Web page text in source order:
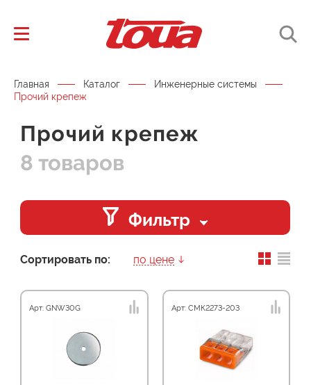
Главная Каталог
Инженерные системы
Прочий крепеж
Прочий крепеж
8 товаров
Фильтр
Сортировать по: по цене
Арт: GNW30G Арт: СМК2273-203